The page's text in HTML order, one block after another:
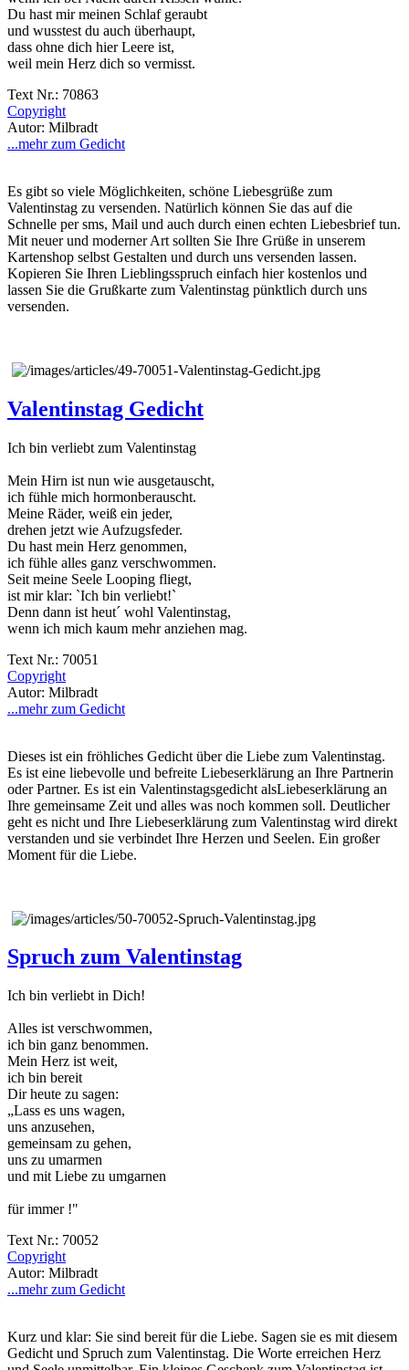
Du hast mir meinen Schlaf geraubt
und wusstest du auch überhaupt,
dass ohne dich hier Leere ist,
weil mein Herz dich so vermisst.
Text Nr.: 70863
Copyright
Autor: Milbradt
...mehr zum Gedicht
Es gibt so viele Möglichkeiten, schöne Liebesgrüße zum
Valentinstag zu versenden. Natürlich können Sie das auf die
Schnelle per sms, Mail und auch durch einen echten Liebesbrief tun.
Mit neuer und moderner Art sollten Sie Ihre Grüße in unserem
Kartenshop selbst Gestalten und durch uns versenden lassen.
Kopieren Sie Ihren Lieblingsspruch einfach hier kostenlos und
lassen Sie die Grußkarte zum Valentinstag pünktlich durch uns
versenden.
Valentinstag Gedicht
Ich bin verliebt zum Valentinstag
Mein Hirn ist nun wie ausgetauscht,
ich fühle mich hormonberauscht.
Meine Räder, weiß ein jeder,
drehen jetzt wie Aufzugsfeder.
Du hast mein Herz genommen,
ich fühle alles ganz verschwommen.
Seit meine Seele Looping fliegt,
ist mir klar: `Ich bin verliebt!`
Denn dann ist heut´ wohl Valentinstag,
wenn ich mich kaum mehr anziehen mag.
Text Nr.: 70051
Copyright
Autor: Milbradt
...mehr zum Gedicht
Dieses ist ein fröhliches Gedicht über die Liebe zum Valentinstag.
Es ist eine liebevolle und befreite Liebeserklärung an Ihre Partnerin
oder Partner. Es ist ein Valentinstagsgedicht alsLiebeserklärung an
Ihre gemeinsame Zeit und alles was noch kommen soll. Deutlicher
geht es nicht und Ihre Liebeserklärung zum Valentinstag wird direkt
verstanden und sie verbindet Ihre Herzen und Seelen. Ein großer
Moment für die Liebe.
Spruch zum Valentinstag
Ich bin verliebt in Dich!
Alles ist verschwommen,
ich bin ganz benommen.
Mein Herz ist weit,
ich bin bereit
Dir heute zu sagen:
„Lass es uns wagen,
uns anzusehen,
gemeinsam zu gehen,
uns zu umarmen
und mit Liebe zu umgarnen
für immer !"
Text Nr.: 70052
Copyright
Autor: Milbradt
...mehr zum Gedicht
Kurz und klar: Sie sind bereit für die Liebe. Sagen sie es mit diesem
Gedicht und Spruch zum Valentinstag. Die Worte erreichen Herz